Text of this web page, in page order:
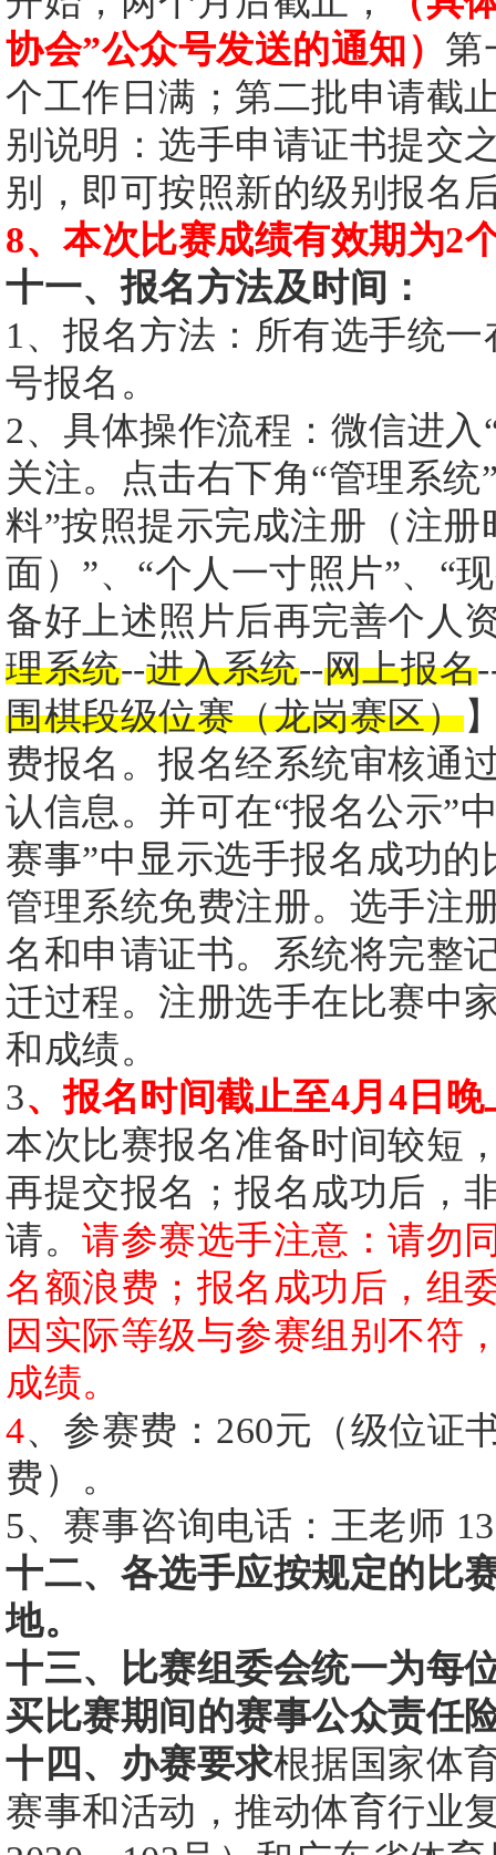
协会”公众号发送的通知） 第
个工作日满；第二批申请截
别说明：选手申请证书提交
别，即可按照新的级别报名
8、本次比赛成绩有效期为2
十一、报名方法及时间：
1、报名方法：所有选手统
号报名。
2、具体操作流程：微信进
关注。点击右下角“管理系
料”按照提示完成注册（注
面）”、“个人一寸照片”、“
备好上述照片后再完善个人
理系统--进入系统--网上报名
围棋段级位赛（龙岗赛区）
费报名。报名经系统审核通
认信息。并可在“报名公示”
赛事”中显示选手报名成功
管理系统免费注册。选手注
名和申请证书。系统将完整
迁过程。注册选手在比赛中
和成绩。
3、报名时间截止至4月4日
本次比赛报名准备时间较短
再提交报名；报名成功后，
请。请参赛选手注意：请勿
名额浪费；报名成功后，组
因实际等级与参赛组别不符
成绩。
4、参赛费： 260元（级位证
费）。
5、赛事咨询电话：王老师
十二、各选手应按规定的比
地。
十三、比赛组委会统一为每
买比赛期间的赛事公众责任
十四、办赛要求根据国家体
赛事和活动，推动体育行业